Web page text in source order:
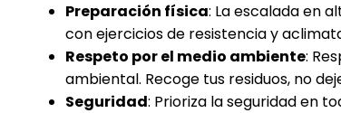
Preparación física: La escalada en
con ejercicios de resistencia y
Respeto por el medio ambiente:
ambiental. Recoge tus residuos, no
Seguridad: Prioriza la seguridad en